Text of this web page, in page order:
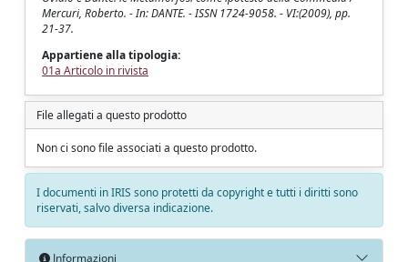
Mercuri, Roberto. - In: DANTE. - ISSN 1724-9058. - VI:(2009), pp.
21-37.
Appartiene alla tipologia:
01a Articolo in rivista
File allegati a questo prodotto
Non ci sono file associati a questo prodotto.
I documenti in IRIS sono protetti da copyright e tutti i diritti sono
riservati, salvo diversa indicazione.
Informazioni